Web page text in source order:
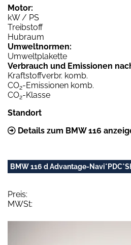
Motor:
kW / PS
Treibstoff
Hubraum
Umweltnormen:
Umweltplakette
Verbrauch und Emissionen
Kraftstoffverbr. komb.
CO2-Emissionen komb.
CO2-Klasse
Standort
Details zum BMW 116
BMW 116 d Advantage-
Preis:
MWSt: